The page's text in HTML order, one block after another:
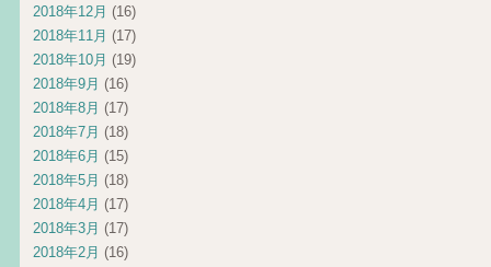
2018年12月 (16)
2018年11月 (17)
2018年10月 (19)
2018年9月 (16)
2018年8月 (17)
2018年7月 (18)
2018年6月 (15)
2018年5月 (18)
2018年4月 (17)
2018年3月 (17)
2018年2月 (16)